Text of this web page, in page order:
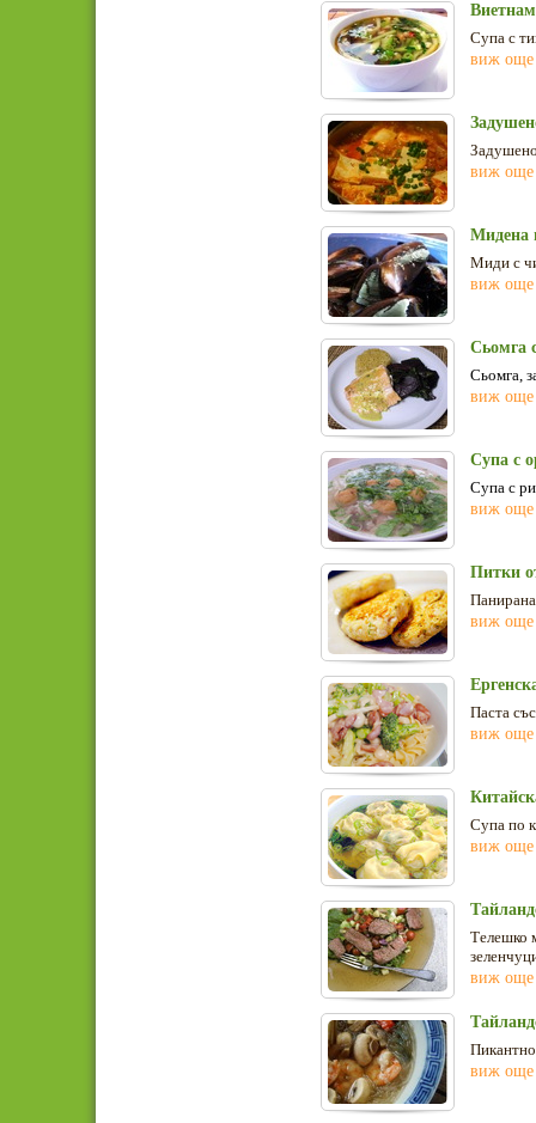
Супа с
виж още
виж още
Мидена
Миди с
виж още
Сьомга
Сьомга,
виж още
Супа с
Супа с
виж още
Питки
виж още
Паста
виж още
Супа по
виж още
Телешко
виж още
виж още